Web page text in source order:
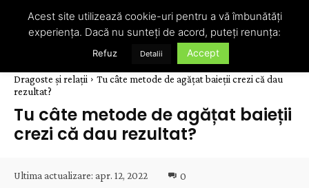
Dragoste și relații
Tu câte metode de agățat baieții crezi că dau
rezultat?
Tu câte metode de agățat baieții
crezi că dau rezultat?
Ultima actualizare: apr. 12, 2022 0
Acest site utilizează cookie-uri pentru a vă îmbunătăți
experiența. Dacă nu sunteți de acord, puteți renunța:
Refuz Detalii Accept